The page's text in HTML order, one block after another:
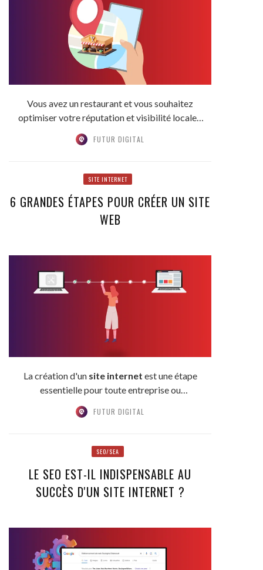
Vous avez un restaurant et vous souhaitez
optimiser votre réputation et visibilité locale ?
FUTUR DIGITAL
SITE INTERNET
6 GRANDES ÉTAPES POUR CRÉER UN SITE
WEB
La création d'un site internet est une étape
essentielle pour toute entreprise ou
organisation qui...
FUTUR DIGITAL
SEO/SEA
LE SEO EST-IL INDISPENSABLE AU
SUCCÈS D'UN SITE INTERNET ?